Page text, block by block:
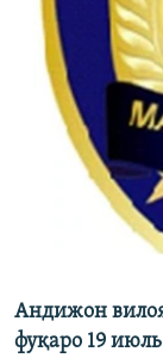
Озодлик
Андижон
фуқаро 19